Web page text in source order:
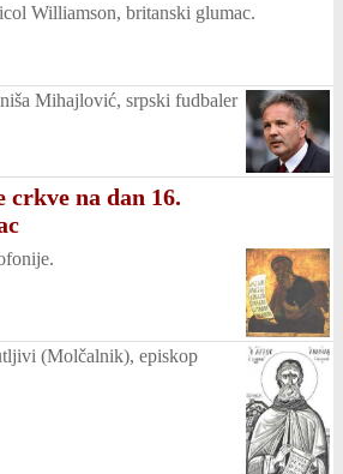
Williamson, britanski glumac.
Mihajlović, srpski fudbaler
crkve na dan 16.
(Molčalnik), episkop